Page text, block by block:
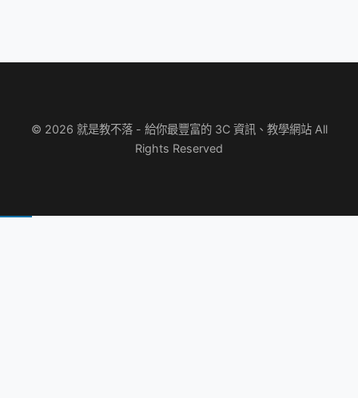
© 2026 就是教不落 - 給你最豐富的 3C 資訊、教學網站 All
Rights Reserved